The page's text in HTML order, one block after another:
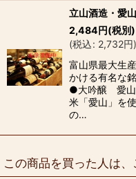
立山酒造・愛
2,484円(税別)
(税込: 2,732円)
富山県最大生
かける有名な
●大吟醸 愛山
米「愛山」を
の…
この商品を買った人は